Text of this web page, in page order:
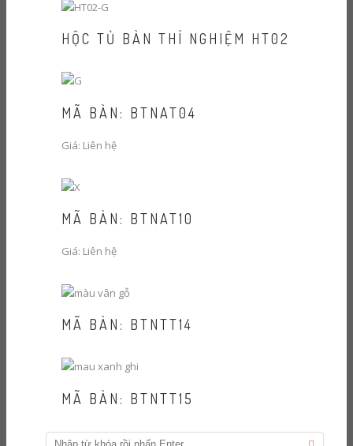
HỘC TỦ BÀN THÍ NGHIỆM HT02
MÃ BÀN: BTNAT04
Giá: Liên hệ
MÃ BÀN: BTNAT10
Giá: Liên hệ
MÃ BÀN: BTNTT14
MÃ BÀN: BTNTT15